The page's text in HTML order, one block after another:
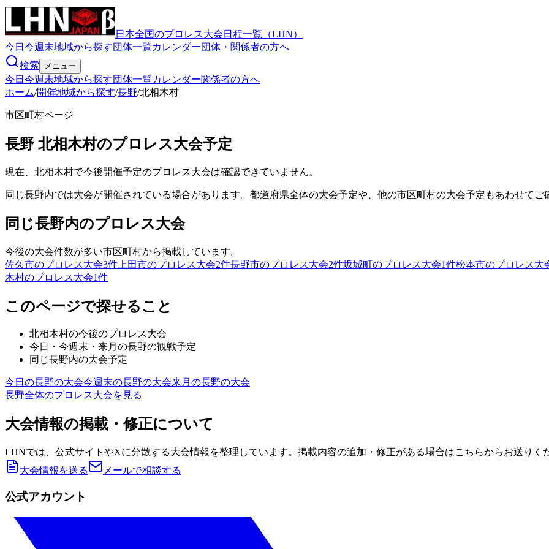
日本全国のプロレス大会日程一覧（LHN）
今日 今週末地域から探す団体一覧カレンダー団体・関係者の方へ
検索
メニュー
今日 今週末地域から探す団体一覧カレンダー関係者の方へ
ホーム/開催地域から探す/長野/北相木村
市区町村ページ
長野 北相木村のプロレス大会予定
現在、北相木村で今後開催予定のプロレス大会は確認できていません。
同じ長野内では大会が開催されている場合があります。都道府県全体の大会予定や、他の市区町村の大会予定もあわせてご
同じ長野内のプロレス大会
今後の大会件数が多い市区町村から掲載しています。
佐久市のプロレス大会3件 上田市のプロレス大会2件長野市のプロレス大会2件坂城町のプロレス大会1件松本市のプロレス大
木村のプロレス大会1件
このページで探せること
北相木村の今後のプロレス大会
今日・今週末・来月の長野の観戦予定
同じ長野内の大会予定
今日の長野の大会今週末の長野の大会来月の長野の大会
長野全体のプロレス大会を見る
大会情報の掲載・修正について
LHNでは、公式サイトやXに分散する大会情報を整理しています。掲載内容の追加・修正がある場合はこちらからお送りく
大会情報を送る
メールで相談する
公式アカウント